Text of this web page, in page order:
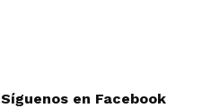
Síguenos en Facebook